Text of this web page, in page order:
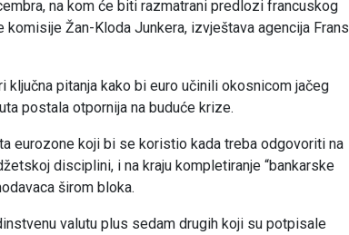
na kom će biti razmatrani predlozi francuskog
Žan-Kloda Junkera, izvještava agencija Frans
pitanja kako bi euro učinili okosnicom jačeg
postala otpornija na buduće krize.
eurozone koji bi se koristio kada treba odgovoriti na
disciplini, i na kraju kompletiranje “bankarske
širom bloka.
valutu plus sedam drugih koji su potpisale